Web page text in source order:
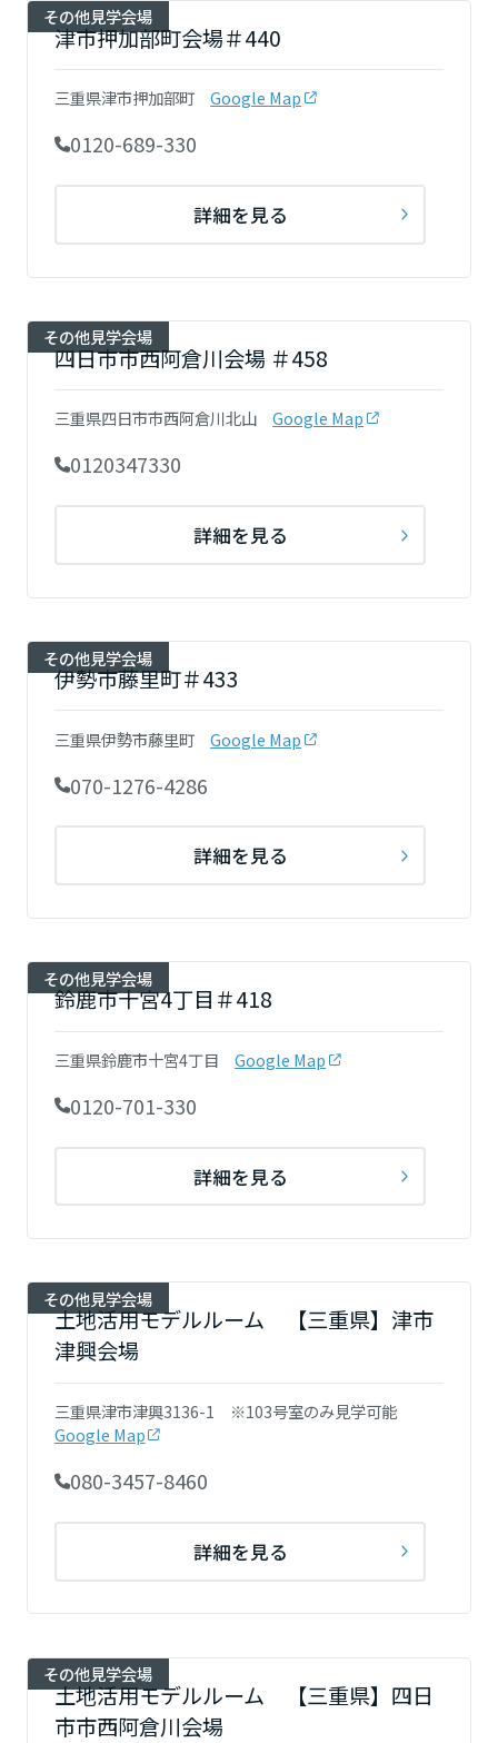
その他見学会場
津市押加部町会場＃440
三重県津市押加部町 Google Map
0120-689-330
詳細を見る
その他見学会場
四日市市西阿倉川会場 ＃458
三重県四日市市西阿倉川北山 Google Map
0120347330
詳細を見る
その他見学会場
伊勢市藤里町＃433
三重県伊勢市藤里町 Google Map
070-1276-4286
詳細を見る
その他見学会場
鈴鹿市十宮4丁目＃418
三重県鈴鹿市十宮4丁目 Google Map
0120-701-330
詳細を見る
その他見学会場
土地活用モデルルーム 【三重県】津市
津興会場
三重県津市津興3136-1 ※103号室のみ見学可能
Google Map
080-3457-8460
詳細を見る
その他見学会場
土地活用モデルルーム 【三重県】四日
市市西阿倉川会場